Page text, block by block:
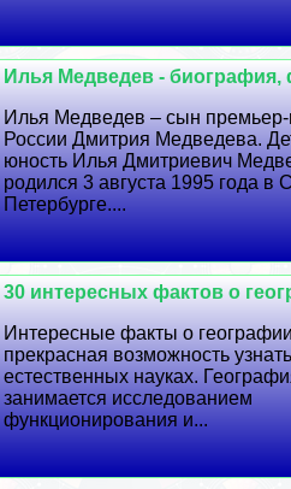
Илья Медведев -
Илья Медведев – сын премьер-
России Дмитрия Медведева.
юность Илья Дмитриевич
родился 3 августа 1995 года в
Петербурге....
30 интересных фактов о
Интересные факты о
прекрасная возможность
естественных науках.
занимается исследованием
функционирования и...